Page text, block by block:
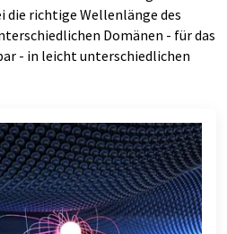
die richtige Wellenlänge des
Domänen - für das
- in leicht unterschiedlichen